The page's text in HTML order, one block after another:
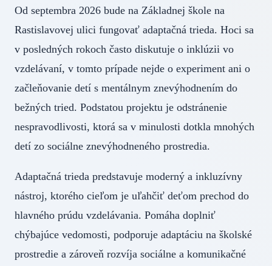
Od septembra 2026 bude na Základnej škole na
Rastislavovej ulici fungovať adaptačná trieda. Hoci sa
v posledných rokoch často diskutuje o inklúzii vo
vzdelávaní, v tomto prípade nejde o experiment ani o
začleňovanie detí s mentálnym znevýhodnením do
bežných tried. Podstatou projektu je odstránenie
nespravodlivosti, ktorá sa v minulosti dotkla mnohých
detí zo sociálne znevýhodneného prostredia.
Adaptačná trieda predstavuje moderný a inkluzívny
nástroj, ktorého cieľom je uľahčiť deťom prechod do
hlavného prúdu vzdelávania. Pomáha doplniť
chýbajúce vedomosti, podporuje adaptáciu na školské
prostredie a zároveň rozvíja sociálne a komunikačné